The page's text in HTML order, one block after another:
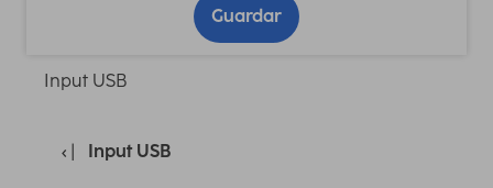
Guardar
Input USB
Input USB